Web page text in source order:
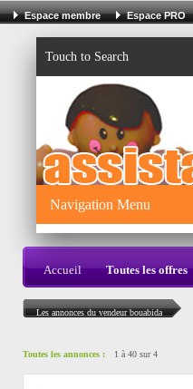
Espace membre Espace PRO
Touch to Search
Navigation Menu
Accueil Toutes les offres
Les annonces du vendeur bouabida
Toutes les annonces : 1 à 40 sur 4